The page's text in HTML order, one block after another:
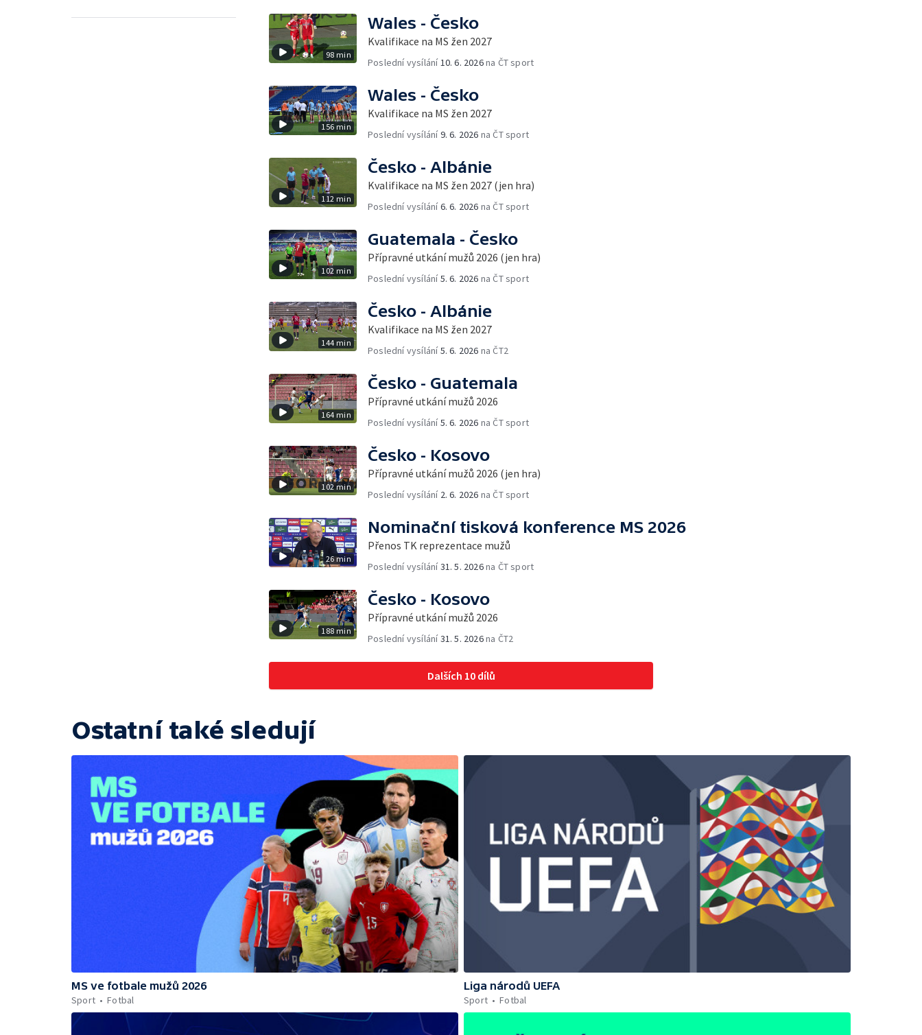
98 min
Wales - Česko
Kvalifikace na MS žen 2027
Poslední vysílání10. 6. 2026na ČT sport
156 min
Wales - Česko
Kvalifikace na MS žen 2027
Poslední vysílání9. 6. 2026 na ČT sport
112 min
Česko - Albánie
Kvalifikace na MS žen 2027 (jen hra)
Poslední vysílání6. 6. 2026 na ČT sport
102 min
Guatemala - Česko
Přípravné utkání mužů 2026 (jen hra)
Poslední vysílání5. 6. 2026 na ČT sport
144 min
Česko - Albánie
Kvalifikace na MS žen 2027
Poslední vysílání5. 6. 2026 na ČT2
164 min
Česko - Guatemala
Přípravné utkání mužů 2026
Poslední vysílání5. 6. 2026 na ČT sport
102 min
Česko - Kosovo
Přípravné utkání mužů 2026 (jen hra)
Poslední vysílání 2. 6. 2026 na ČT sport
26 min
Nominační tisková konference MS 2026
Přenos TK reprezentace mužů
Poslední vysílání31. 5. 2026na ČT sport
188 min
Česko - Kosovo
Přípravné utkání mužů 2026
Poslední vysílání31. 5. 2026na ČT2
Dalších 10 dílů
Ostatní také sledují
MS ve fotbale mužů 2026
Sport
Fotbal
Liga národů UEFA
Sport
Fotbal